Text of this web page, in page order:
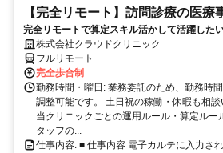
【完全リモート】訪問診療の医療
完全リモートで算定スキル活かして活躍した
完全リモート｜在宅医療レセプト算定（成果
株式会社クラウドクリニック
フルリモート
完全歩合制
勤務時間・曜日: 業務委託のため、勤務時
調整可能です。 土日祝の稼働・休暇も相
当クリニックごとの運用ルール・算定ルー
タッフの...
仕事内容: ■ 仕事内容 電子カルテに入力さ